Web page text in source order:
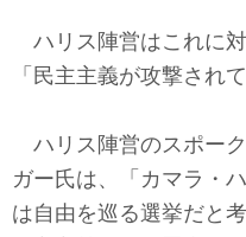
ハリス陣営はこれに
「民主主義が攻撃され
ハリス陣営のスポー
ガー氏は、「カマラ・
は自由を巡る選挙だと